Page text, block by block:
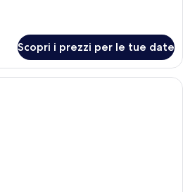
Scopri i prezzi per le tue date
Una camera d'albergo moderna